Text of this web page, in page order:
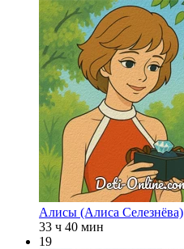
Алисы (Алиса Селезнёва)
33 ч 40 мин
19